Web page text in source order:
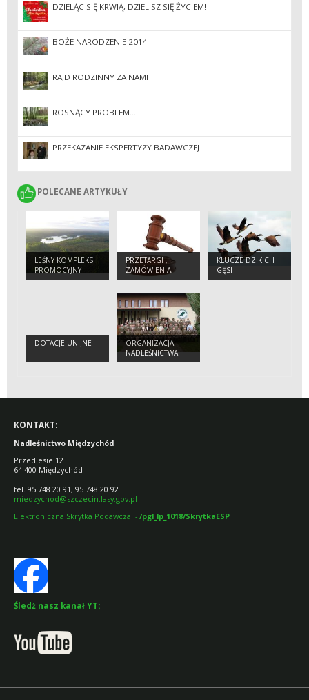
DZIELĄC SIĘ KRWIĄ, DZIELISZ SIĘ ŻYCIEM!
BOŻE NARODZENIE 2014
RAJD RODZINNY ZA NAMI
ROSNĄCY PROBLEM...
PRZEKAZANIE EKSPERTYZY BADAWCZEJ
POLECANE ARTYKUŁY
POLECANE ARTYKUŁY
LEŚNY KOMPLEKS
PROMOCYJNY
„PUSZCZA
PRZETARGI ,
ZAMÓWIENIA,
ZARZĄDZENIA
KLUCZE DZIKICH
GĘSI
DOTACJE UNIJNE
ORGANIZACJA
NADLEŚNICTWA
KONTAKT:
Nadleśnictwo Międzychód
Przedlesie 12
64-400 Międzychód
tel. 95 748 20 91, 95 748 20 92
miedzychod@szczecin.lasy.gov.pl
Elektroniczna Skrytka Podawcza - /pgl_lp_1018/SkrytkaESP
Śledź nasz kanał YT: